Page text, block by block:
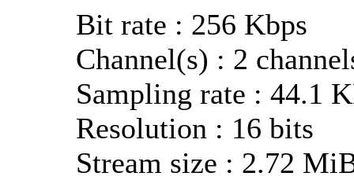
Bit rate : 256 Kbps
Channel(s) : 2
Sampling rate : 44.1
Resolution : 16 bits
Stream size : 2.72